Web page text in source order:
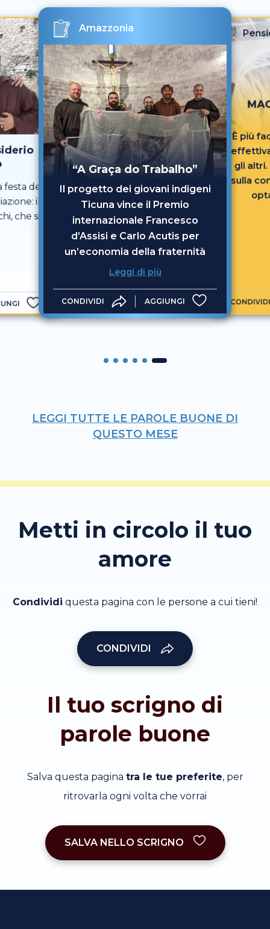
festa del
il
che si è
Amazzonia
“A Graça do Trabalho”
Il progetto dei giovani indigeni
Ticuna vince il Premio
internazionale Francesco
d’Assisi e Carlo Acutis per
un’economia della fraternità
Leggi di più
CONDIVIDI AGGIUNGI
“È più
gli
sulla
CONDIVIDI
LEGGI TUTTE LE PAROLE BUONE DI
QUESTO MESE
Metti in circolo il tuo
amore
Condividi questa pagina con le persone a cui tieni!
CONDIVIDI
Il tuo scrigno di
parole buone
Salva questa pagina tra le tue preferite, per
ritrovarla ogni volta che vorrai
SALVA NELLO SCRIGNO